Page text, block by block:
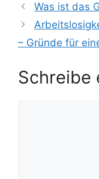
Was ist das
– Gründe für
Schreibe